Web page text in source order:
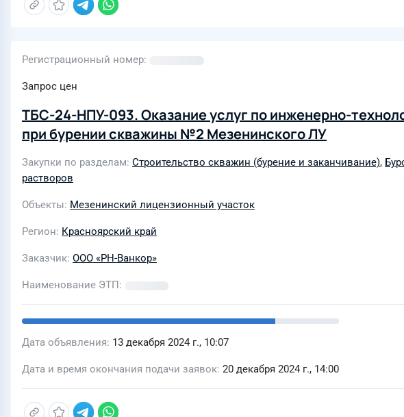
Регистрационный номер
Запрос цен
ТБС-24-НПУ-093. Оказание услуг по инженерно-
при бурении скважины №2 Мезенинского ЛУ
Закупки по разделам Строительство скважин (бурение и заканчивание),
растворов
Объекты Мезенинский лицензионный участок
Регион Красноярский край
Заказчик ООО «РН-Ванкор»
Наименование ЭТП
Дата объявления 13 декабря 2024 г., 10:07
Дата и время окончания подачи заявок 20 декабря 2024 г., 14:00